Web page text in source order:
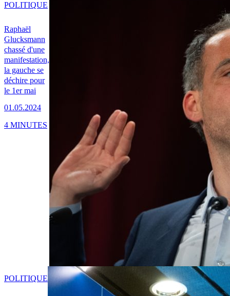
Raphaël
Glucksmann
chassé d'une
manifestation,
la gauche se
déchire pour
le 1er mai
01.05.2024
POLITIQUE
4 MINUTES
POLITIQUE